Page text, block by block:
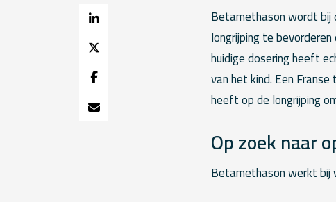
Betamethason wordt bij
longrijping te
huidige dosering heeft
van het kind. Een
heeft op de longrijping
Op zoek naar
Betamethason werkt bij